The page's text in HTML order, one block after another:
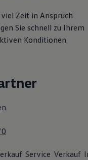
Zeit in Anspruch
Sie schnell zu Ihrem
Konditionen.
Service Verkauf